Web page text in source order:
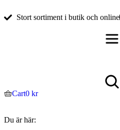
Stort sortiment i butik och online
Cart0 kr
Du är här: